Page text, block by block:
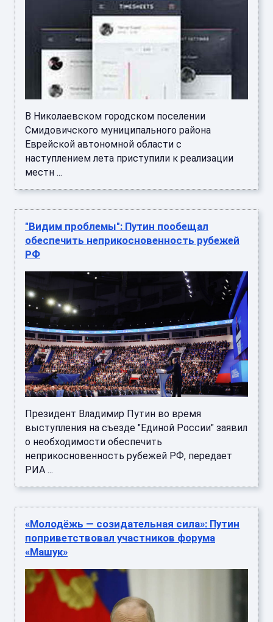
В Николаевском городском поселении
Смидовичского муниципального района
Еврейской автономной области с
наступлением лета приступили к реализации
местн ...
"Видим проблемы": Путин пообещал
обеспечить неприкосновенность рубежей
РФ
Президент Владимир Путин во время
выступления на съезде "Единой России" заявил
о необходимости обеспечить
неприкосновенность рубежей РФ, передает
РИА ...
«Молодёжь — созидательная сила»: Путин
поприветствовал участников форума
«Машук»